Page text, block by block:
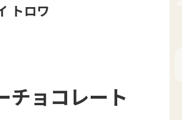
トロワ
チョコレート